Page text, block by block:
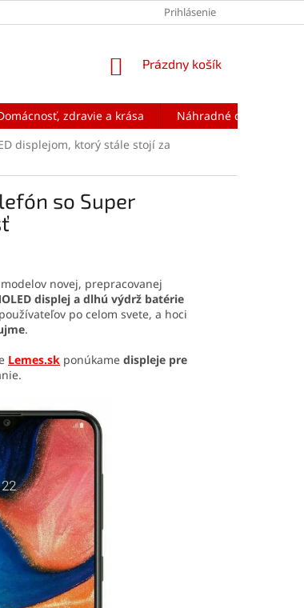
Prihlásenie
NÁKUPNÝ
Prázdny košík
zdravie a krása Náhradné diely na
displejom, ktorý stále stojí za
so Super
novej, prepracovanej
displej a dlhú výdrž batérie
po celom svete, a hoci
.
Lemes.sk ponúkame displeje pre